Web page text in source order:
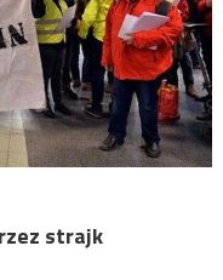
strajk